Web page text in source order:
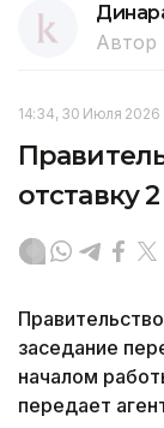
Автор
14:34, 30 Июля 2026
отставку
заседание
началом
передает